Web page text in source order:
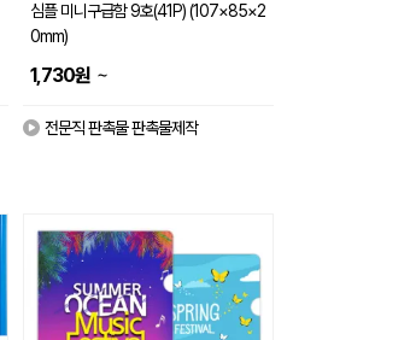
심플 미니구급함 9호(41P) (107×85×2
0mm)
1,730원 ~
전문직 판촉물 판촉물제작